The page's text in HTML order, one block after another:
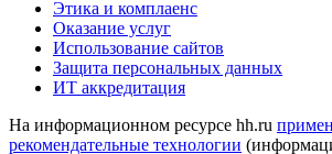
Этика и комплаенс
Оказание услуг
Использование сайтов
Защита персональных данных
ИТ аккредитация
На информационном ресурсе hh.ru
рекомендательные технологии